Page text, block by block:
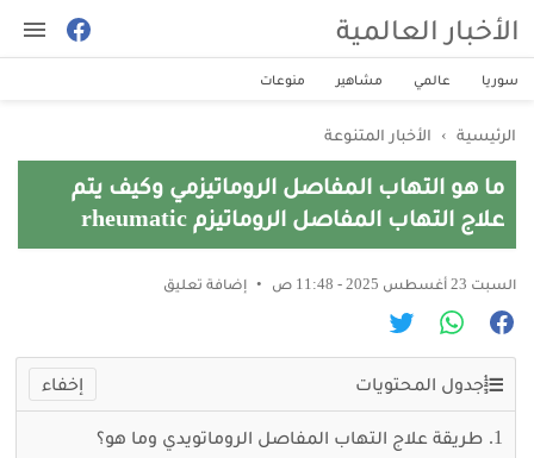
الأخبار العالمية
سوريا عالمي مشاهير منوعات
الرئيسية › الأخبار المتنوعة
ما هو التهاب المفاصل الروماتيزمي وكيف يتم
علاج التهاب المفاصل الروماتيزم rheumatic
السبت 23 أغسطس 2025 - 11:48 ص إضافة تعليق
جدول المحتويات
طريقة علاج التهاب المفاصل الروماتويدي وما هو؟